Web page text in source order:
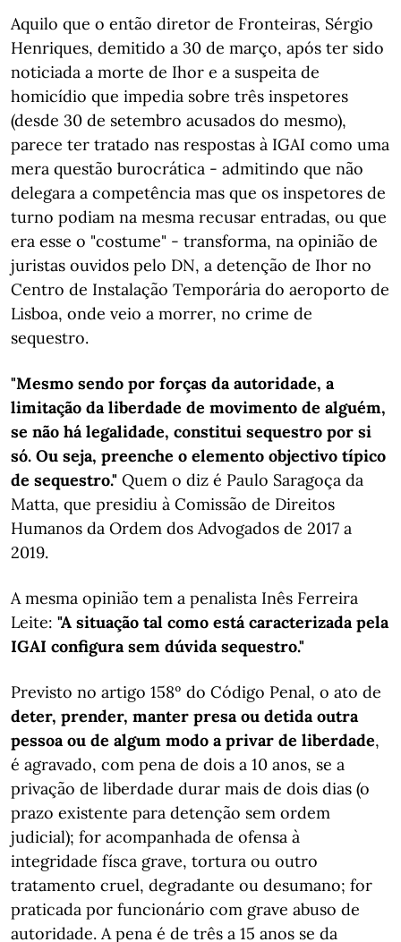
Aquilo que o então diretor de Fronteiras, Sérgio
Henriques, demitido a 30 de março, após ter sido
noticiada a morte de Ihor e a suspeita de
homicídio que impedia sobre três inspetores
(desde 30 de setembro acusados do mesmo),
parece ter tratado nas respostas à IGAI como uma
mera questão burocrática - admitindo que não
delegara a competência mas que os inspetores de
turno podiam na mesma recusar entradas, ou que
era esse o "costume" - transforma, na opinião de
juristas ouvidos pelo DN, a detenção de Ihor no
Centro de Instalação Temporária do aeroporto de
Lisboa, onde veio a morrer, no crime de
sequestro.
"Mesmo sendo por forças da autoridade, a
limitação da liberdade de movimento de alguém,
se não há legalidade, constitui sequestro por si
só. Ou seja, preenche o elemento objectivo típico
de sequestro." Quem o diz é Paulo Saragoça da
Matta, que presidiu à Comissão de Direitos
Humanos da Ordem dos Advogados de 2017 a
2019.
A mesma opinião tem a penalista Inês Ferreira
Leite: "A situação tal como está caracterizada pela
IGAI configura sem dúvida sequestro."
Previsto no artigo 158º do Código Penal, o ato de
deter, prender, manter presa ou detida outra
pessoa ou de algum modo a privar de liberdade,
é agravado, com pena de dois a 10 anos, se a
privação de liberdade durar mais de dois dias (o
prazo existente para detenção sem ordem
judicial); for acompanhada de ofensa à
integridade físca grave, tortura ou outro
tratamento cruel, degradante ou desumano; for
praticada por funcionário com grave abuso de
autoridade. A pena é de três a 15 anos se da